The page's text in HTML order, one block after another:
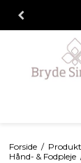
Forside /
Hånd- & Fodpleje